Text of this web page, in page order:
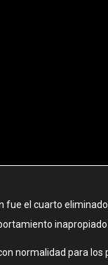
el cuarto
inapropiado
normalidad para